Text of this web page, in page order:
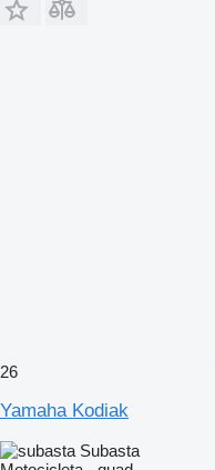
26
Yamaha Kodiak
Subasta